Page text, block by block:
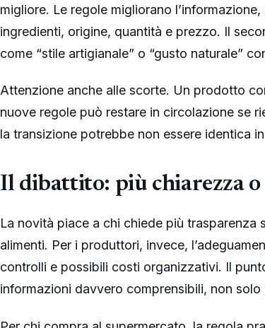
migliore. Le regole migliorano
ingredienti, origine, quantità e prezzo. Il
come “stile artigianale” o “gusto naturale”
Attenzione anche alle scorte. Un prodotto
nuove regole può restare in circolazione se
la transizione potrebbe non essere identica
Il dibattito: più chiarezza
La novità piace a chi chiede più trasparenza
alimenti. Per i produttori, invece,
controlli e possibili costi organizzativi. Il
informazioni davvero comprensibili, non solo